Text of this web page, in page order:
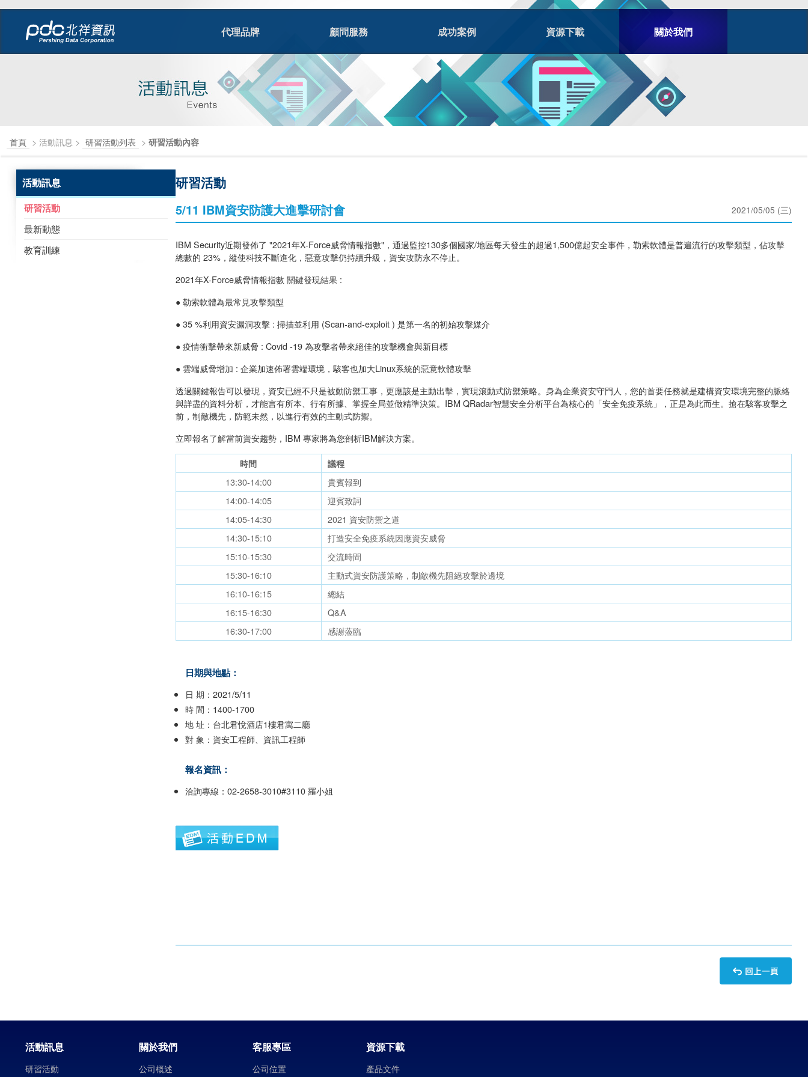
代理品牌 顧問服務 成功案例 資源下載 關於我們
首頁 > 活動訊息 > 研習活動列表 >研習活動內容
活動訊息
研習活動
最新動態
教育訓練
研習活動
5/11 IBM資安防護大進擊研討會 2021/05/05 (三)
IBM Security近期發佈了 "2021年X-Force威脅情報指數"，通過監控130多個國家/地區每天發生的超過1,500億起安全事件，勒索軟體是普遍流行的攻擊類型，佔攻擊
總數的 23%，縱使科技不斷進化，惡意攻擊仍持續升級，資安攻防永不停止。
2021年X-Force威脅情報指數 關鍵發現結果 :
● 勒索軟體為最常見攻擊類型
● 35 %利用資安漏洞攻擊 : 掃描並利用 (Scan-and-exploit ) 是第一名的初始攻擊媒介
● 疫情衝擊帶來新威脅 : Covid -19 為攻擊者帶來絕佳的攻擊機會與新目標
● 雲端威脅增加 : 企業加速佈署雲端環境，駭客也加大Linux系統的惡意軟體攻擊
透過關鍵報告可以發現，資安已經不只是被動防禦工事，更應該是主動出擊，實現滾動式防禦策略。身為企業資安守門人，您的首要任務就是建構資安環境完整的脈絡
與詳盡的資料分析，才能言有所本、行有所據、掌握全局並做精準決策。IBM QRadar智慧安全分析平台為核心的「安全免疫系統」，正是為此而生。搶在駭客攻擊之
前，制敵機先，防範未然，以進行有效的主動式防禦。
立即報名了解當前資安趨勢，IBM 專家將為您剖析IBM解決方案。
時間 議程
13:30-14:00
貴賓報到
14:00-14:05
迎賓致詞
14:05-14:30
2021 資安防禦之道
14:30-15:10
打造安全免疫系統因應資安威脅
15:10-15:30
交流時間
15:30-16:10
主動式資安防護策略，制敵機先阻絕攻擊於邊境
16:10-16:15
總結
16:15-16:30
Q&A
16:30-17:00
感謝蒞臨
日期與地點：
日 期：2021/5/11
時 間：1400-1700
地 址：台北君悅酒店1樓君寓二廳
對 象：資安工程師、資訊工程師
報名資訊：
洽詢專線：02-2658-3010#3110 羅小姐
活動訊息
研習活動
關於我們
公司概述
客服專區
公司位置
資源下載
產品文件